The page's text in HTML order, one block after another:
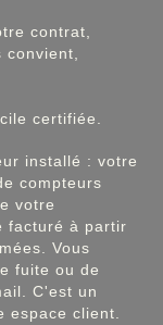
contrat,
certifiée.
installé : votre
compteurs
votre
facturé à partir
Vous
fuite ou de
C'est un
espace client.